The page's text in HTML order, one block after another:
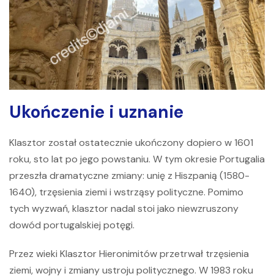
Ukończenie i uznanie
Klasztor został ostatecznie ukończony dopiero w 1601
roku, sto lat po jego powstaniu. W tym okresie Portugalia
przeszła dramatyczne zmiany: unię z Hiszpanią (1580-
1640), trzęsienia ziemi i wstrząsy polityczne. Pomimo
tych wyzwań, klasztor nadal stoi jako niewzruszony
dowód portugalskiej potęgi.
Przez wieki Klasztor Hieronimitówprzetrwał trzęsienia
ziemi, wojny i zmiany ustroju politycznego. W 1983 roku